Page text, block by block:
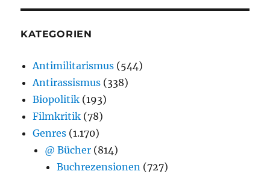
KATEGORIEN
Antimilitarismus (544)
Antirassismus (338)
Biopolitik (193)
Filmkritik (78)
Genres (1.170)
@ Bücher (814)
Buchrezensionen (727)